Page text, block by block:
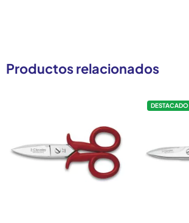
Productos relacionados
DESTACADO